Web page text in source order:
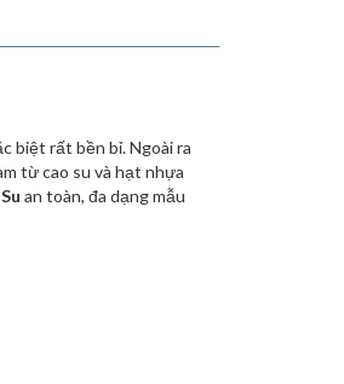
biệt rất bền bỉ. Ngoài ra
từ cao su và hạt nhựa
an toàn, đa dạng mẫu